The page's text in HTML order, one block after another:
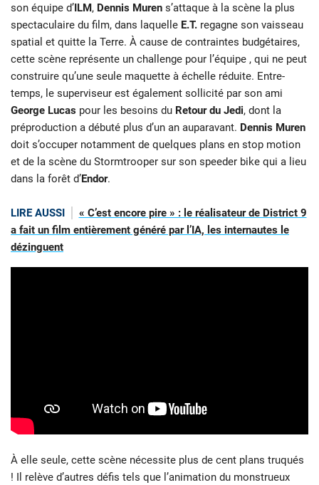
son équipe d’ILM, Dennis Muren s’attaque à la scène la plus
spectaculaire du film, dans laquelle E.T. regagne son vaisseau
spatial et quitte la Terre. À cause de contraintes budgétaires,
cette scène représente un challenge pour l’équipe , qui ne peut
construire qu’une seule maquette à échelle réduite. Entre-
temps, le superviseur est également sollicité par son ami
George Lucas pour les besoins du Retour du Jedi, dont la
préproduction a débuté plus d’un an auparavant. Dennis Muren
doit s’occuper notamment de quelques plans en stop motion
et de la scène du Stormtrooper sur son speeder bike qui a lieu
dans la forêt d’Endor.
LIRE AUSSI
« C’est encore pire » : le réalisateur de District 9
a fait un film entièrement généré par l’IA, les internautes le
dézinguent
À elle seule, cette scène nécessite plus de cent plans truqués
! Il relève d’autres défis tels que l’animation du monstrueux